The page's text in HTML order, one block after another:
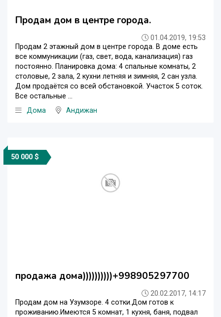
Продам дом в центре города.
01.04.2019, 19:53
Продам 2 этажный дом в центре города. В доме есть
все коммуникации (газ, свет, вода, канализация) газ
постоянно. Планировка дома: 4 спальные комнаты, 2
столовые, 2 зала, 2 кухни летняя и зимняя, 2 сан узла.
Дом продаётся со всей обстановкой. Участок 5 соток.
Все остальные ...
Дома
Андижан
50 000 $
продажа дома))))))))))+998905297700
20.02.2017, 14:17
Продам дом на Узумзоре. 4 сотки.Дом готов к
проживанию.Имеются 5 комнат, 1 кухня, баня, подвал